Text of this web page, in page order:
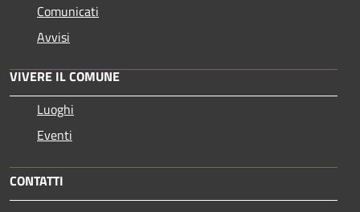
Comunicati
Avvisi
VIVERE IL COMUNE
Luoghi
Eventi
CONTATTI